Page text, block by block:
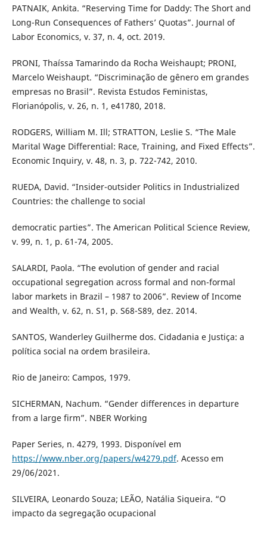
PATNAIK, Ankita. “Reserving Time for Daddy: The Short and
Long-Run Consequences of Fathers’ Quotas”. Journal of
Labor Economics, v. 37, n. 4, oct. 2019.
PRONI, Thaíssa Tamarindo da Rocha Weishaupt; PRONI,
Marcelo Weishaupt. “Discriminação de gênero em grandes
empresas no Brasil”. Revista Estudos Feministas,
Florianópolis, v. 26, n. 1, e41780, 2018.
RODGERS, William M. Ill; STRATTON, Leslie S. “The Male
Marital Wage Differential: Race, Training, and Fixed Effects”.
Economic Inquiry, v. 48, n. 3, p. 722-742, 2010.
RUEDA, David. “Insider-outsider Politics in Industrialized
Countries: the challenge to social
democratic parties”. The American Political Science Review,
v. 99, n. 1, p. 61-74, 2005.
SALARDI, Paola. “The evolution of gender and racial
occupational segregation across formal and non-formal
labor markets in Brazil – 1987 to 2006”. Review of Income
and Wealth, v. 62, n. S1, p. S68-S89, dez. 2014.
SANTOS, Wanderley Guilherme dos. Cidadania e Justiça: a
política social na ordem brasileira.
Rio de Janeiro: Campos, 1979.
SICHERMAN, Nachum. “Gender differences in departure
from a large firm”. NBER Working
Paper Series, n. 4279, 1993. Disponível em
https://www.nber.org/papers/w4279.pdf. Acesso em
29/06/2021.
SILVEIRA, Leonardo Souza; LEÃO, Natália Siqueira. “O
impacto da segregação ocupacional